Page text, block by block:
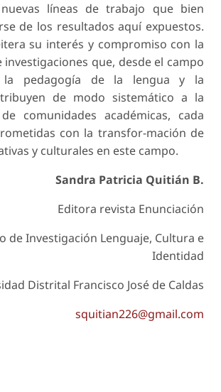
líneas de trabajo que bien
de los resultados aquí expuestos.
su interés y compromiso con la
investigaciones que, desde el campo
la pedagogía de la lengua y la
de modo sistemático a la
comunidades académicas, cada
con la transfor-mación de
y culturales en este campo.
Sandra Patricia Quitián B.
Editora revista Enunciación
de Investigación Lenguaje, Cultura e
Identidad
Distrital Francisco José de Caldas
squitian226@gmail.com